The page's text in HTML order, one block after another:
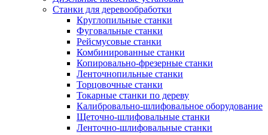
Станки для деревообработки
Круглопильные станки
Фуговальные станки
Рейсмусовые станки
Комбинированные станки
Копировально-фрезерные станки
Ленточнопильные станки
Торцовочные станки
Токарные станки по дереву
Калибровально-шлифовальное оборудование
Щеточно-шлифовальные станки
Ленточно-шлифовальные станки